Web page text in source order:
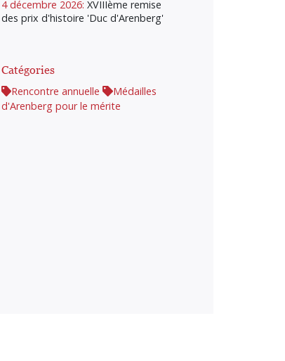
4 décembre 2026: XVIIIème remise
des prix d'histoire 'Duc d'Arenberg'
Catégories
Rencontre annuelle
Médailles
d'Arenberg pour le mérite